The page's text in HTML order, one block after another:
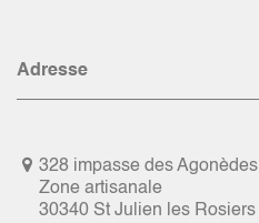
Adresse
328 impasse des Agonèdes
Zone artisanale
30340 St Julien les Rosiers